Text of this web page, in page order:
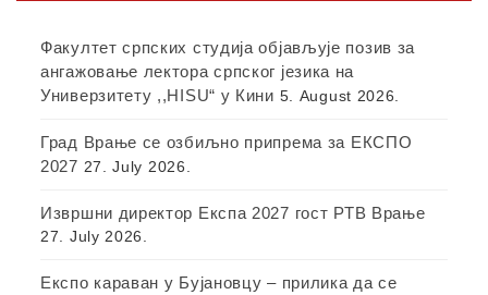
Факултет српских студија објављује позив за
ангажовање лектора српског језика на
Универзитету ,,HISU“ у Кини 5. August 2026.
Град Врање се озбиљно припрема за ЕКСПО
2027 27. July 2026.
Извршни директор Експа 2027 гост РТВ Врање
27. July 2026.
Експо караван у Бујановцу – прилика да се